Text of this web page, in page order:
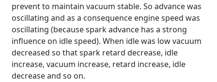
prevent to maintain vacuum stable. So advance was
oscillating and as a consequence engine speed was
oscillating (because spark advance has a strong
influence on idle speed). When idle was low vacuum
decreased so that spark retard decrease, idle
increase, vacuum increase, retard increase, idle
decrease and so on.